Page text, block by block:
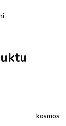
kosmos